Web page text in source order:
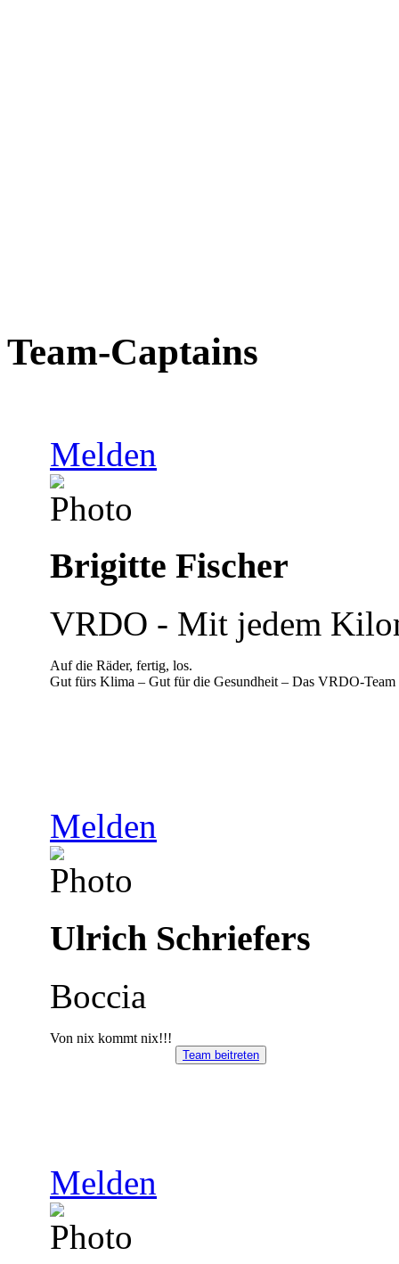
Team-Captains
Melden
Brigitte Fischer
VRDO - Mit jedem
Auf die Räder, fertig, los.
Gut fürs Klima – Gut für die Gesundheit – Das VRDO-Team
Melden
Ulrich Schriefers
Boccia
Von nix kommt nix!!!
Team beitreten
Melden